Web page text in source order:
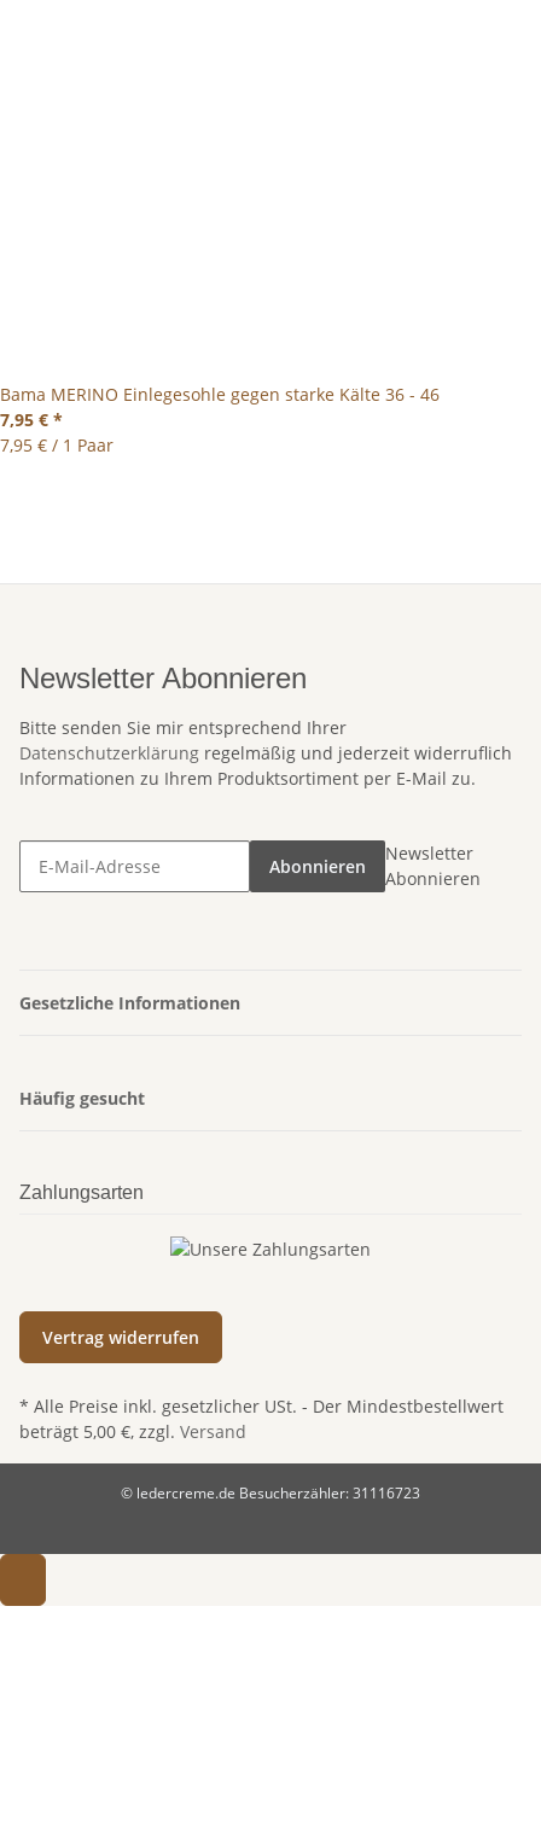
Bama MERINO Einlegesohle gegen starke Kälte 36 - 46
7,95 € *
7,95 € / 1 Paar
Newsletter Abonnieren
Bitte senden Sie mir entsprechend Ihrer
Datenschutzerklärung regelmäßig und jederzeit widerruflich
Informationen zu Ihrem Produktsortiment per E-Mail zu.
Abonnieren
Newsletter
Abonnieren
Gesetzliche Informationen
Häufig gesucht
Zahlungsarten
Vertrag widerrufen
* Alle Preise inkl. gesetzlicher USt. - Der Mindestbestellwert
beträgt 5,00 €, zzgl. Versand
© ledercreme.de Besucherzähler: 31116723